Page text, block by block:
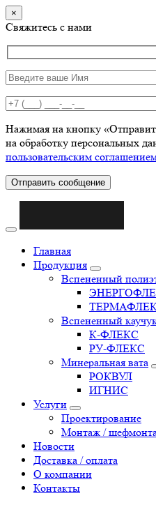
×
Свяжитесь с нами
Нажимая на кнопку
на обработку персональных
пользовательским
Отправить сообщение
Главная
Продукция
Вспененный
Вспененный
К-ФЛЕКС
РУ-ФЛЕКС
Минеральная вата
РОКВУЛ
ИГНИС
Услуги
Проектирование
Монтаж /
Новости
Доставка / оплата
О компании
Контакты